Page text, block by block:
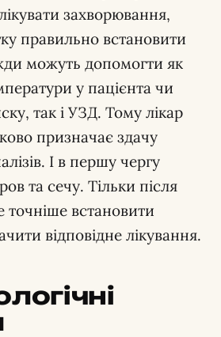
захворювання,
правильно встановити
можуть допомогти як
у пацієнта чи
так і УЗД. Тому лікар
призначає здачу
І в першу чергу
та сечу. Тільки після
точніше встановити
відповідне лікування.